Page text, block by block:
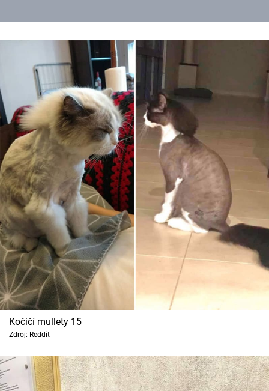
Kočičí mullety 15
Zdroj: Reddit